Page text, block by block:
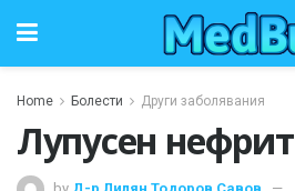
Home Болести Други заболявания
Лупусен нефрит